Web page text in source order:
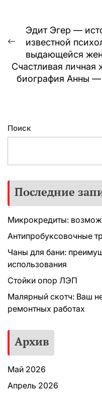
Навигация
по
записям
Предыдущая
запись:
Эдит Эгер —
известной
выдающейся
Счастливая личная
биография Анны
Поиск
Последние
Микрокредиты:
Антипробуксовочные
Чаны для бани:
использования
Стойки опор ЛЭП
Малярный скотч: Ваш
ремонтных работах
Архив
Май 2026
Апрель 2026